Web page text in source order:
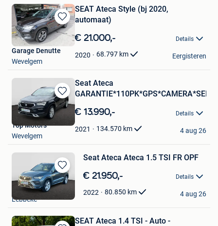
Bewaren
in
Mijn
Favorieten
SEAT Ateca Style (bj 2020,
automaat)
€ 21.000,- Details
2020 68.797 km
Garage Denutte
Wevelgem
Eergisteren
Bewaren
in
Mijn
Favorieten
Seat Ateca
€ 13.990,- Details
2021 134.570 km
Top Motors
Wevelgem
4 aug 26
Bewaren
in
Mijn
Favorieten
Seat Ateca Ateca 1.5 TSI FR OPF
€ 21.950,- Details
2022 80.850 km
Thoen Carrosserie
Lebbeke
4 aug 26
SEAT Ateca 1.4 TSI - Auto -